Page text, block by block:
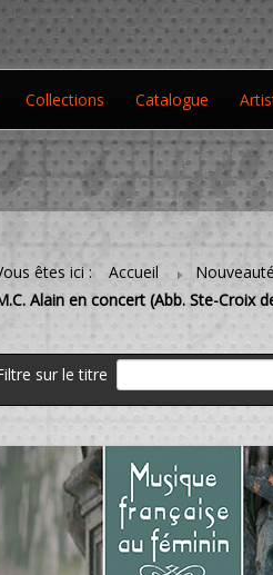
Collections Catalogue
êtes ici : Accueil
Alain en concert (Abb. Ste-Croix
sur le titre